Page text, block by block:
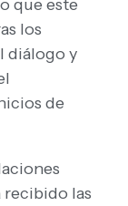
que este
los
diálogo y
de
recibido las